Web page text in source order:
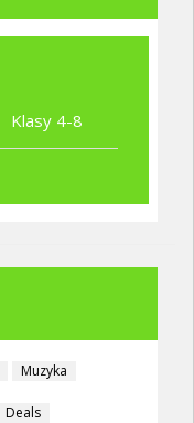
Klasy 4-8
Muzyka
Deals